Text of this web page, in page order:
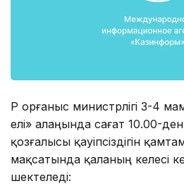
ҚР Қорғаныс министрлігі 3-4
елі» алаңында сағат 10.00-
қозғалысы қауіпсіздігін
мақсатында қаланың келесі
шектеледі: